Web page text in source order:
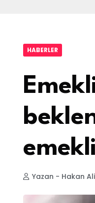
HABERLER
Yazan - Hakan